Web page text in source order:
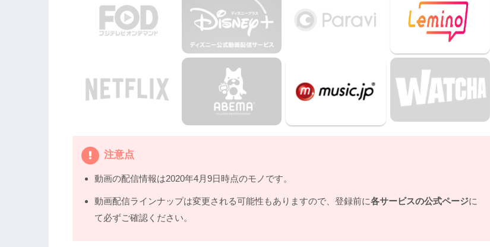
注意点
動画の配信情報は2020年4月9日時点のモノです。
動画配信ラインナップは変更される可能性もありますので、登録前に各サービスの公式ページに
て必ずご確認ください。